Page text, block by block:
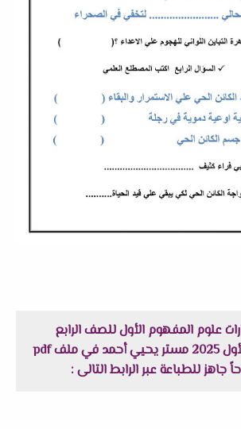
علوم المفهوم الأول للصف الرابع
الإبتدائي الترم الأول 2025 مستر يحيي أحمد في ملف pdf
جاهز للطباعة عبر الرابط التالى :